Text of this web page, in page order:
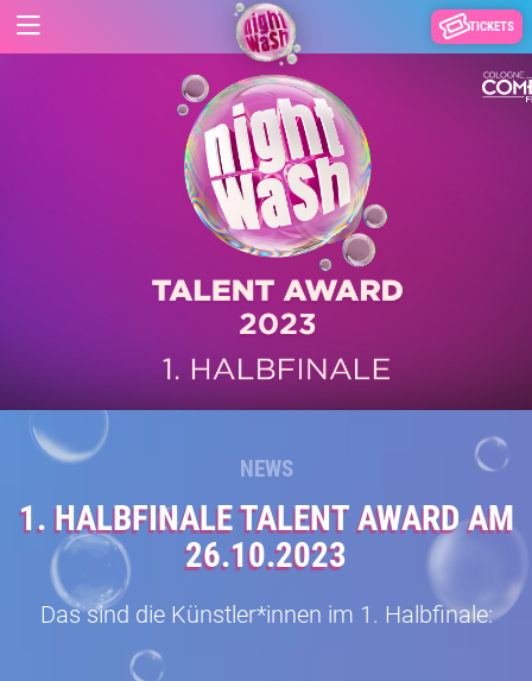
TICKETS
NEWS
1. HALBFINALE TALENT AWARD AM
26.10.2023
Das sind die Künstler*innen im 1. Halbfinale: